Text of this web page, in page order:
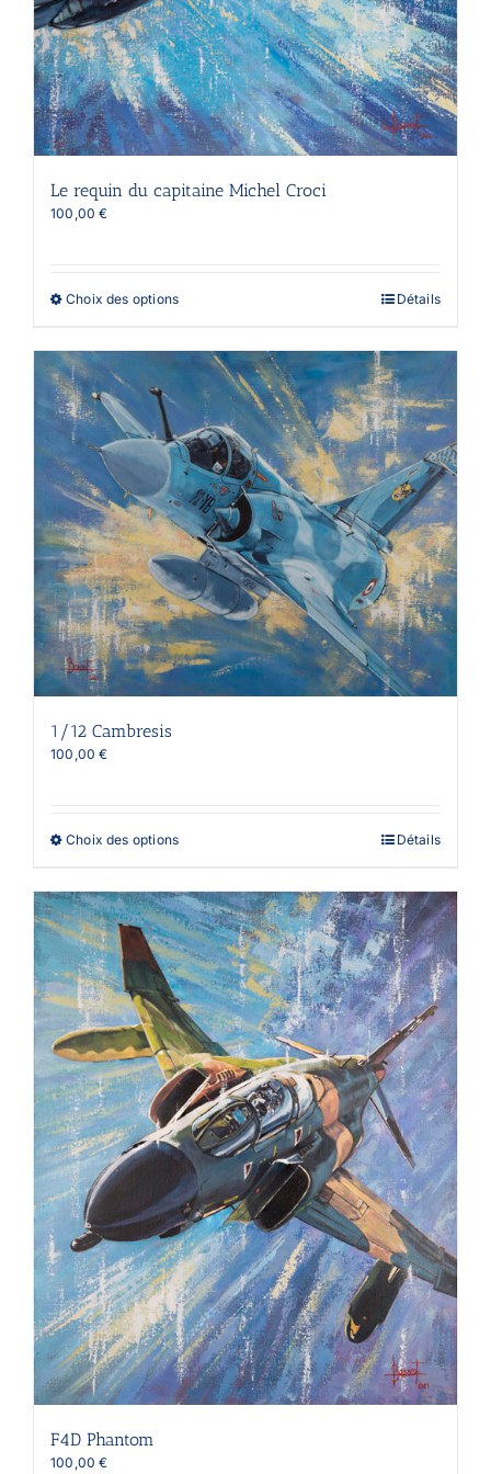
Le requin du capitaine Michel Croci
100,00€
Choix des optionsCe
plusieurs
variations.
Les
options
peuvent
être
choisies
sur
la
page
du
produit
Détails
1/12 Cambresis
100,00€
Choix des optionsCe
plusieurs
variations.
Les
options
peuvent
être
choisies
sur
la
page
du
produit
Détails
F4D Phantom
100,00€